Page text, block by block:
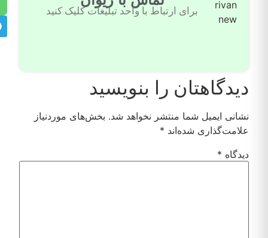
برای ارتباط با واحد تبلیغات کلیک کنید
دیدگاهتان را بنویسید
نشانی ایمیل شما منتشر نخواهد شد. بخش‌های موردنیاز
علامت‌گذاری شده‌اند *
دیدگاه *